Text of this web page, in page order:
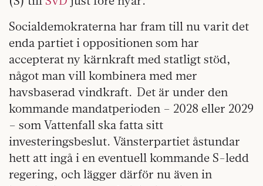
Socialdemokraterna har fram till nu varit det
enda partiet i oppositionen som har
accepterat ny kärnkraft med statligt stöd,
något man vill kombinera med mer
havsbaserad vindkraft. Det är under den
kommande mandatperioden – 2028 eller 2029
– som Vattenfall ska fatta sitt
investeringsbeslut. Vänsterpartiet åstundar
hett att ingå i en eventuell kommande S-ledd
regering, och lägger därför nu även in